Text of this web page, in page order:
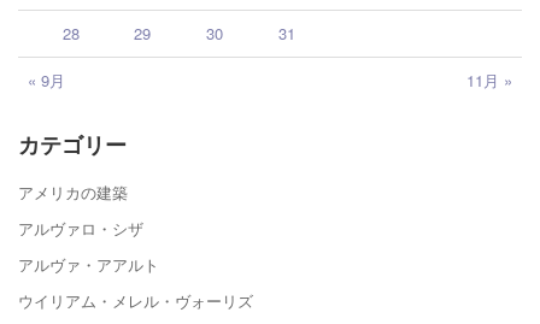
« 9月 11月 »
28 29 30 31
カテゴリー
アメリカの建築
アルヴァロ・シザ
アルヴァ・アアルト
ウイリアム・メレル・ヴォーリズ